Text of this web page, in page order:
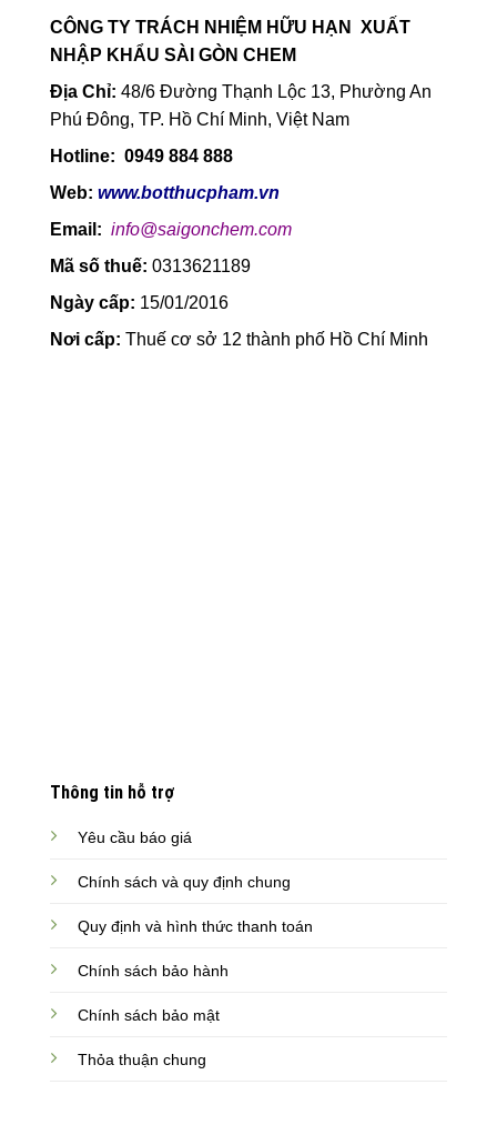
CÔNG TY TRÁCH NHIỆM HỮU HẠN XUẤT
NHẬP KHẨU SÀI GÒN CHEM
Địa Chỉ: 48/6 Đường Thạnh Lộc 13, Phường An
Phú Đông, TP. Hồ Chí Minh, Việt Nam
Hotline: 0949 884 888
Web: www.botthucpham.vn
Email: info@saigonchem.com
Mã số thuế: 0313621189
Ngày cấp: 15/01/2016
Nơi cấp: Thuế cơ sở 12 thành phố Hồ Chí Minh
Thông tin hỗ trợ
Yêu cầu báo giá
Chính sách và quy định chung
Quy định và hình thức thanh toán
Chính sách bảo hành
Chính sách bảo mật
Thỏa thuận chung